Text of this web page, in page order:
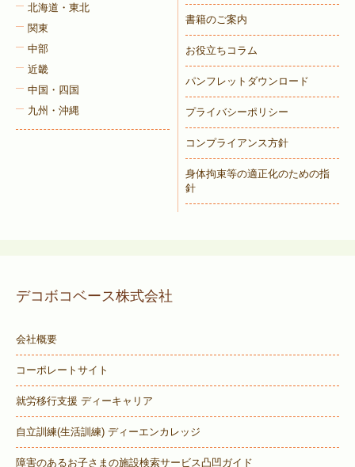
北海道・東北
関東
中部
近畿
中国・四国
九州・沖縄
書籍のご案内
お役立ちコラム
パンフレットダウンロード
プライバシーポリシー
コンプライアンス方針
身体拘束等の適正化のための指
針
デコボコベース株式会社
会社概要
コーポレートサイト
就労移行支援 ディーキャリア
自立訓練(生活訓練) ディーエンカレッジ
障害のあるお子さまの施設検索サービス凸凹ガイド